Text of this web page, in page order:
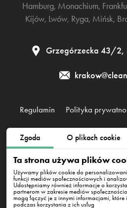
Zgoda O plikach cookie
Ta strona używa plików
Używamy plików cookie do
funkcji mediów społecznościowych i
Udostępniamy również informacje o
partnerom w zakresie mediów
mogą łączyć je z innymi informacjami, które
podczas korzystania z ich usług
Hamburg, Monachium,
Kijów, Lwów, Ryga, Mińsk,
Grzegórzecka 43/2,
Regulamin Polityka
Clean Whale Sp. z o.o., KRS
REGON:
Grzegórzecka 43/2,